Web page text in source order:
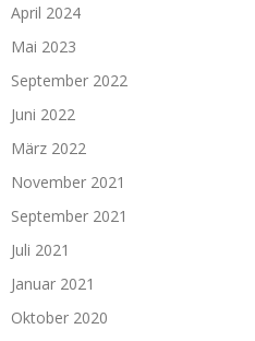
April 2024
Mai 2023
September 2022
Juni 2022
März 2022
November 2021
September 2021
Juli 2021
Januar 2021
Oktober 2020